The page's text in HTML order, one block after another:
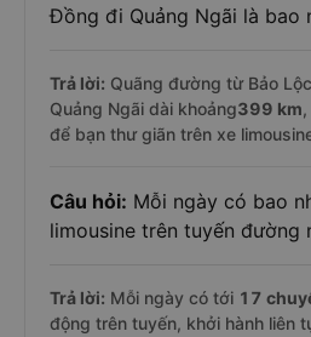
Đồng đi Quảng Ngãi là bao
Trả lời: Quãng đường từ Bảo
Quảng Ngãi dài khoảng399 km
để bạn thư giãn trên xe
Câu hỏi: Mỗi ngày có bao
limousine trên tuyến đường
Trả lời: Mỗi ngày có tới 17
động trên tuyến, khởi hành liên